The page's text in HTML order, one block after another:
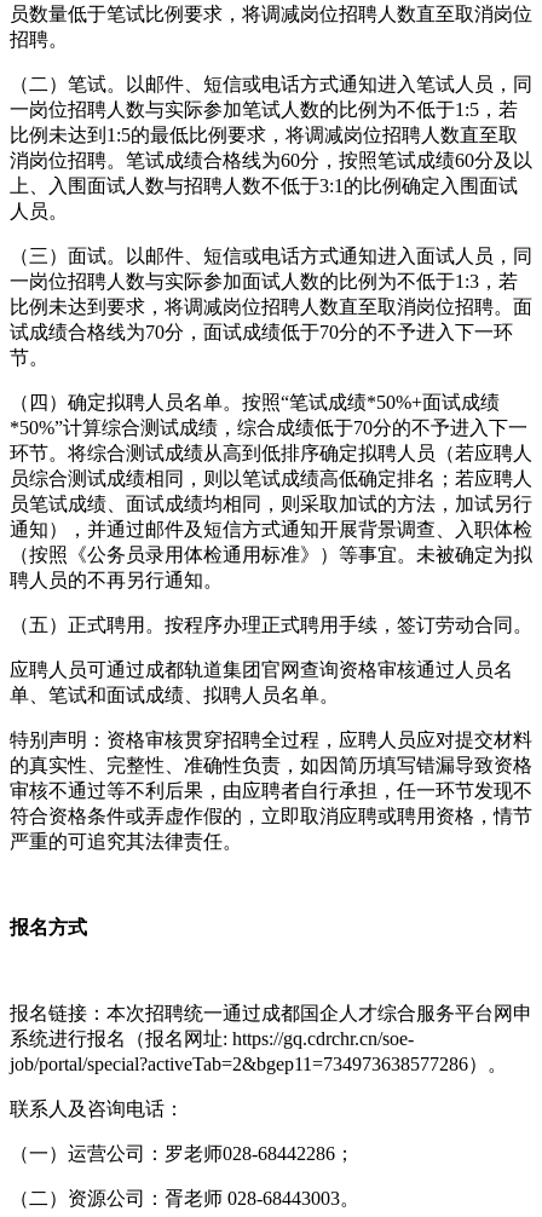
员数量低于笔试比例要求，将调减岗位招聘人数直至取消岗位
招聘。
（二）笔试。以邮件、短信或电话方式通知进入笔试人员，同
一岗位招聘人数与实际参加笔试人数的比例为不低于1:5，若
比例未达到1:5的最低比例要求，将调减岗位招聘人数直至取
消岗位招聘。笔试成绩合格线为60分，按照笔试成绩60分及以
上、入围面试人数与招聘人数不低于3:1的比例确定入围面试
人员。
（三）面试。以邮件、短信或电话方式通知进入面试人员，同
一岗位招聘人数与实际参加面试人数的比例为不低于1:3，若
比例未达到要求，将调减岗位招聘人数直至取消岗位招聘。面
试成绩合格线为70分，面试成绩低于70分的不予进入下一环
节。
（四）确定拟聘人员名单。按照“笔试成绩*50%+面试成绩
*50%”计算综合测试成绩，综合成绩低于70分的不予进入下一
环节。将综合测试成绩从高到低排序确定拟聘人员（若应聘人
员综合测试成绩相同，则以笔试成绩高低确定排名；若应聘人
员笔试成绩、面试成绩均相同，则采取加试的方法，加试另行
通知），并通过邮件及短信方式通知开展背景调查、入职体检
（按照《公务员录用体检通用标准》）等事宜。未被确定为拟
聘人员的不再另行通知。
（五）正式聘用。按程序办理正式聘用手续，签订劳动合同。
应聘人员可通过成都轨道集团官网查询资格审核通过人员名
单、笔试和面试成绩、拟聘人员名单。
特别声明：资格审核贯穿招聘全过程，应聘人员应对提交材料
的真实性、完整性、准确性负责，如因简历填写错漏导致资格
审核不通过等不利后果，由应聘者自行承担，任一环节发现不
符合资格条件或弄虚作假的，立即取消应聘或聘用资格，情节
严重的可追究其法律责任。
报名方式
报名链接：本次招聘统一通过成都国企人才综合服务平台网申
系统进行报名（报名网址: https://gq.cdrchr.cn/soe-
job/portal/special?activeTab=2&bgep11=734973638577286）。
联系人及咨询电话：
（一）运营公司：罗老师028-68442286；
（二）资源公司：胥老师 028-68443003。